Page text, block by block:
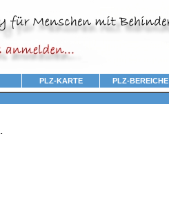
PLZ-KARTE PLZ-BEREICHE